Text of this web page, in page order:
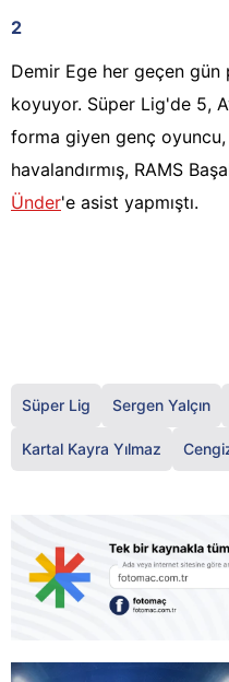
2
Demir Ege her geçen gün
koyuyor. Süper Lig'de 5,
forma giyen genç oyuncu,
havalandırmış, RAMS
Ünder'e asist yapmıştı.
Süper Lig Sergen Yalçın
Kartal Kayra Yılmaz